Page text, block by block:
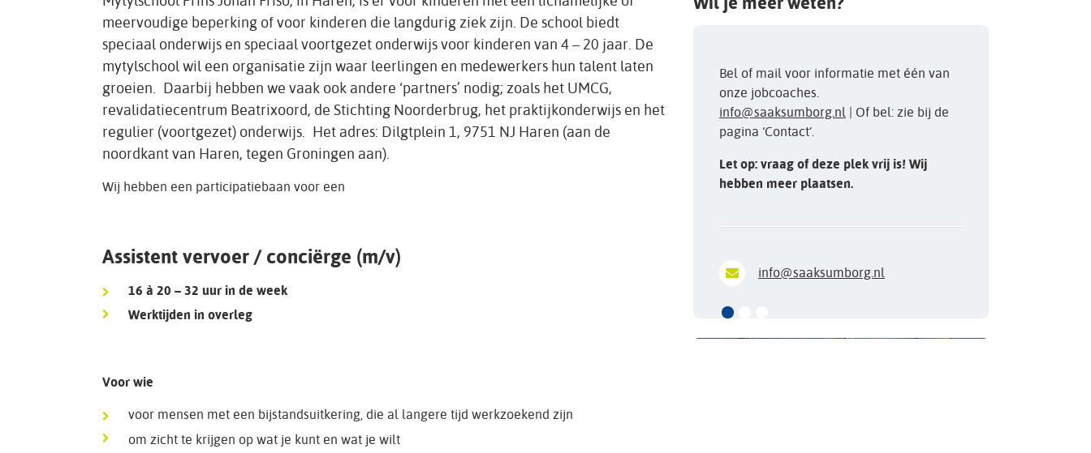
meervoudige beperking of voor kinderen die langdurig ziek zijn. De school biedt
speciaal onderwijs en speciaal voortgezet onderwijs voor kinderen van 4 – 20 jaar. De
mytylschool wil een organisatie zijn waar leerlingen en medewerkers hun talent laten
groeien. Daarbij hebben we vaak ook andere ‘partners’ nodig; zoals het UMCG,
revalidatiecentrum Beatrixoord, de Stichting Noorderbrug, het praktijkonderwijs en het
regulier (voortgezet) onderwijs. Het adres: Dilgtplein 1, 9751 NJ Haren (aan de
noordkant van Haren, tegen Groningen aan).
Wij hebben een participatiebaan voor een
Assistent vervoer / conciërge (m/v)
16 à 20 – 32 uur in de week
Werktijden in overleg
Voor wie
voor mensen met een bijstandsuitkering, die al langere tijd werkzoekend zijn
om zicht te krijgen op wat je kunt en wat je wilt
Bel of mail voor informatie met één van
onze jobcoaches.
info@saaksumborg.nl | Of bel: zie bij de
pagina ‘Contact’.
Let op: vraag of deze plek vrij is! Wij
hebben meer plaatsen.
info@saaksumborg.nl